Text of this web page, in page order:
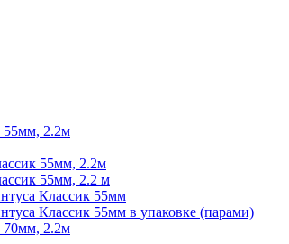
55мм, 2.2м
55мм, 2.2м
55мм, 2.2 м
Классик 55мм
Классик 55мм в упаковке (парами)
70мм, 2.2м